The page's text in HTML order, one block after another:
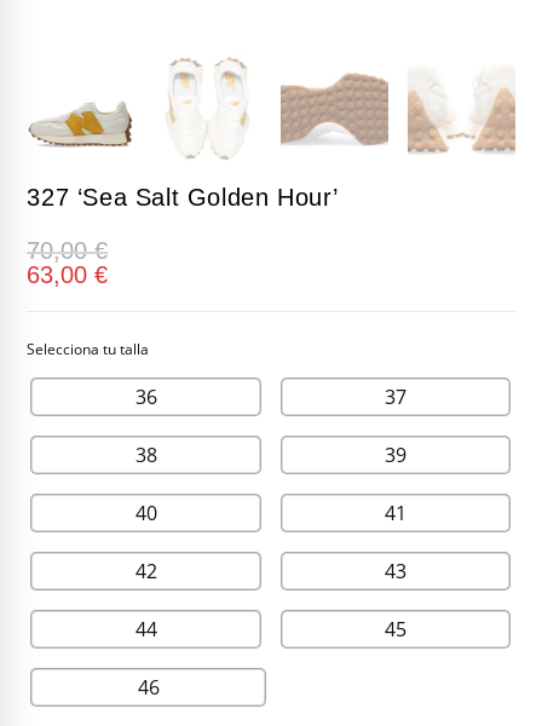
327 ‘Sea Salt Golden Hour’
70,00€
63,00€
36 37
38 39
40 41
42 43
44 45
46